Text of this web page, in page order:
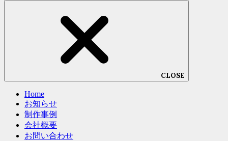
CLOSE
Home
お知らせ
制作事例
会社概要
お問い合わせ